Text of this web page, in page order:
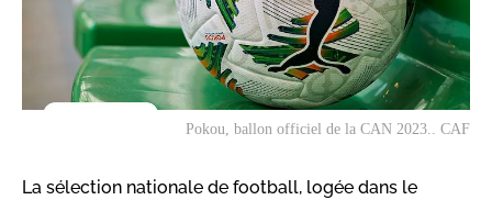
Pokou, ballon officiel de la CAN 2023.. CAF
La sélection nationale de football, logée dans le